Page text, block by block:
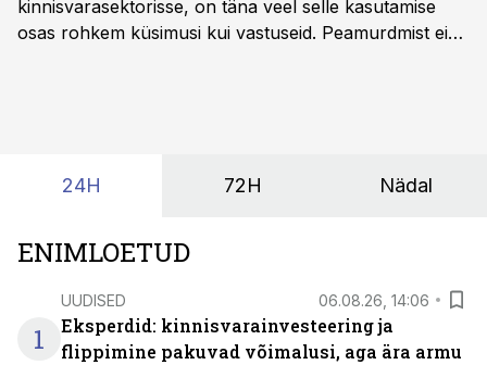
kinnisvarasektorisse, on täna veel selle kasutamise
osas rohkem küsimusi kui vastuseid. Peamurdmist ei
24H 72H Nädal
ENIMLOETUD
1
UUDISED 06.08.26, 14:06
Eksperdid: kinnisvarainvesteering ja
flippimine pakuvad võimalusi, aga ära armu